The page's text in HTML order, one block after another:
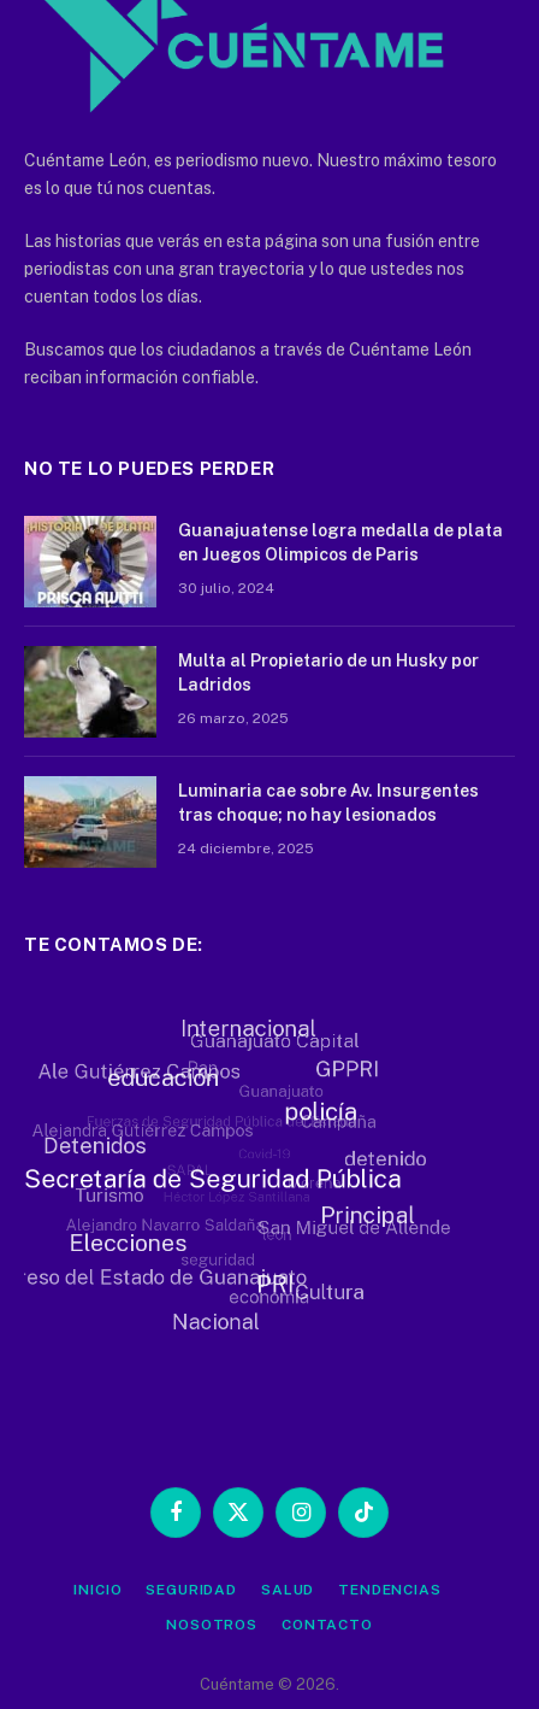
Cuéntame León, es periodismo nuevo. Nuestro máximo tesoro
es lo que tú nos cuentas.
Las historias que verás en esta página son una fusión entre
periodistas con una gran trayectoria y lo que ustedes nos
cuentan todos los días.
Buscamos que los ciudadanos a través de Cuéntame León
reciban información confiable.
NO TE LO PUEDES PERDER
Guanajuatense logra medalla de plata
en Juegos Olimpicos de Paris
30 julio, 2024
Multa al Propietario de un Husky por
Ladridos
26 marzo, 2025
Luminaria cae sobre Av. Insurgentes
tras choque; no hay lesionados
24 diciembre, 2025
TE CONTAMOS DE:
Facebook
X
InstagramTikTok
INICIO SEGURIDAD SALUD TENDENCIAS
NOSOTROS CONTACTO
Cuéntame © 2026.